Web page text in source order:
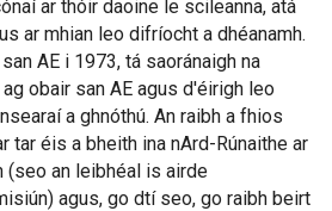
ar thóir daoine le scileanna, atá
ar mhian leo difríocht a dhéanamh.
AE i 1973, tá saoránaigh na
obair san AE agus d'éirigh leo
a ghnóthú. An raibh a fhios
tar éis a bheith ina nArd-Rúnaithe ar
(seo an leibhéal is airde
agus, go dtí seo, go raibh beirt